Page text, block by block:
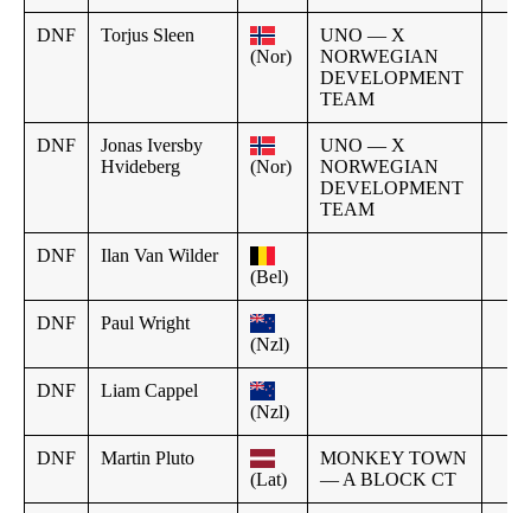
DNF
Torjus Sleen
(Nor)
UNO — X
NORWEGIAN
DEVELOPMENT
TEAM
DNF
Jonas Iversby
Hvideberg
(Nor)
UNO — X
NORWEGIAN
DEVELOPMENT
TEAM
DNF
Ilan Van Wilder
(Bel)
DNF
Paul Wright
(Nzl)
DNF
Liam Cappel
(Nzl)
DNF
Martin Pluto
(Lat)
MONKEY TOWN
— A BLOCK CT